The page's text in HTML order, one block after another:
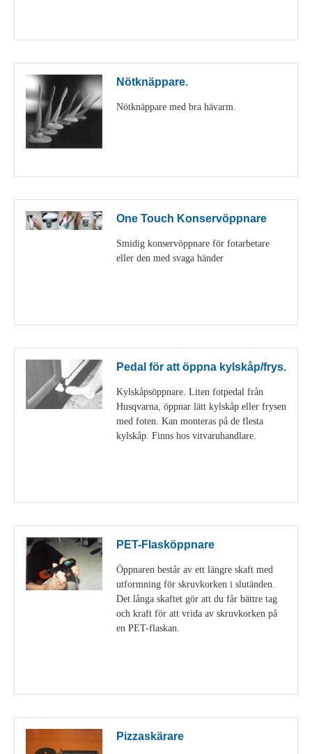
Nötknäppare.
Nötknäppare med bra hävarm.
One Touch Konservöppnare
Smidig konservöppnare för fotarbetare
eller den med svaga händer
Pedal för att öppna kylskåp/frys.
Kylskåpsöppnare. Liten fotpedal från
Husqvarna, öppnar lätt kylskåp eller frysen
med foten. Kan monteras på de flesta
kylskåp. Finns hos vitvaruhandlare.
PET-Flasköppnare
Öppnaren består av ett längre skaft med
utformning för skruvkorken i slutänden.
Det långa skaftet gör att du får bättre tag
och kraft för att vrida av skruvkorken på
en PET-flaskan.
Pizzaskärare